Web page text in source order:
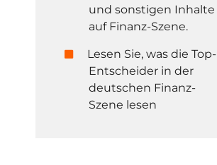
und sonstigen Inhalte
auf Finanz-Szene.
Lesen Sie, was die Top-
Entscheider in der
deutschen Finanz-
Szene lesen